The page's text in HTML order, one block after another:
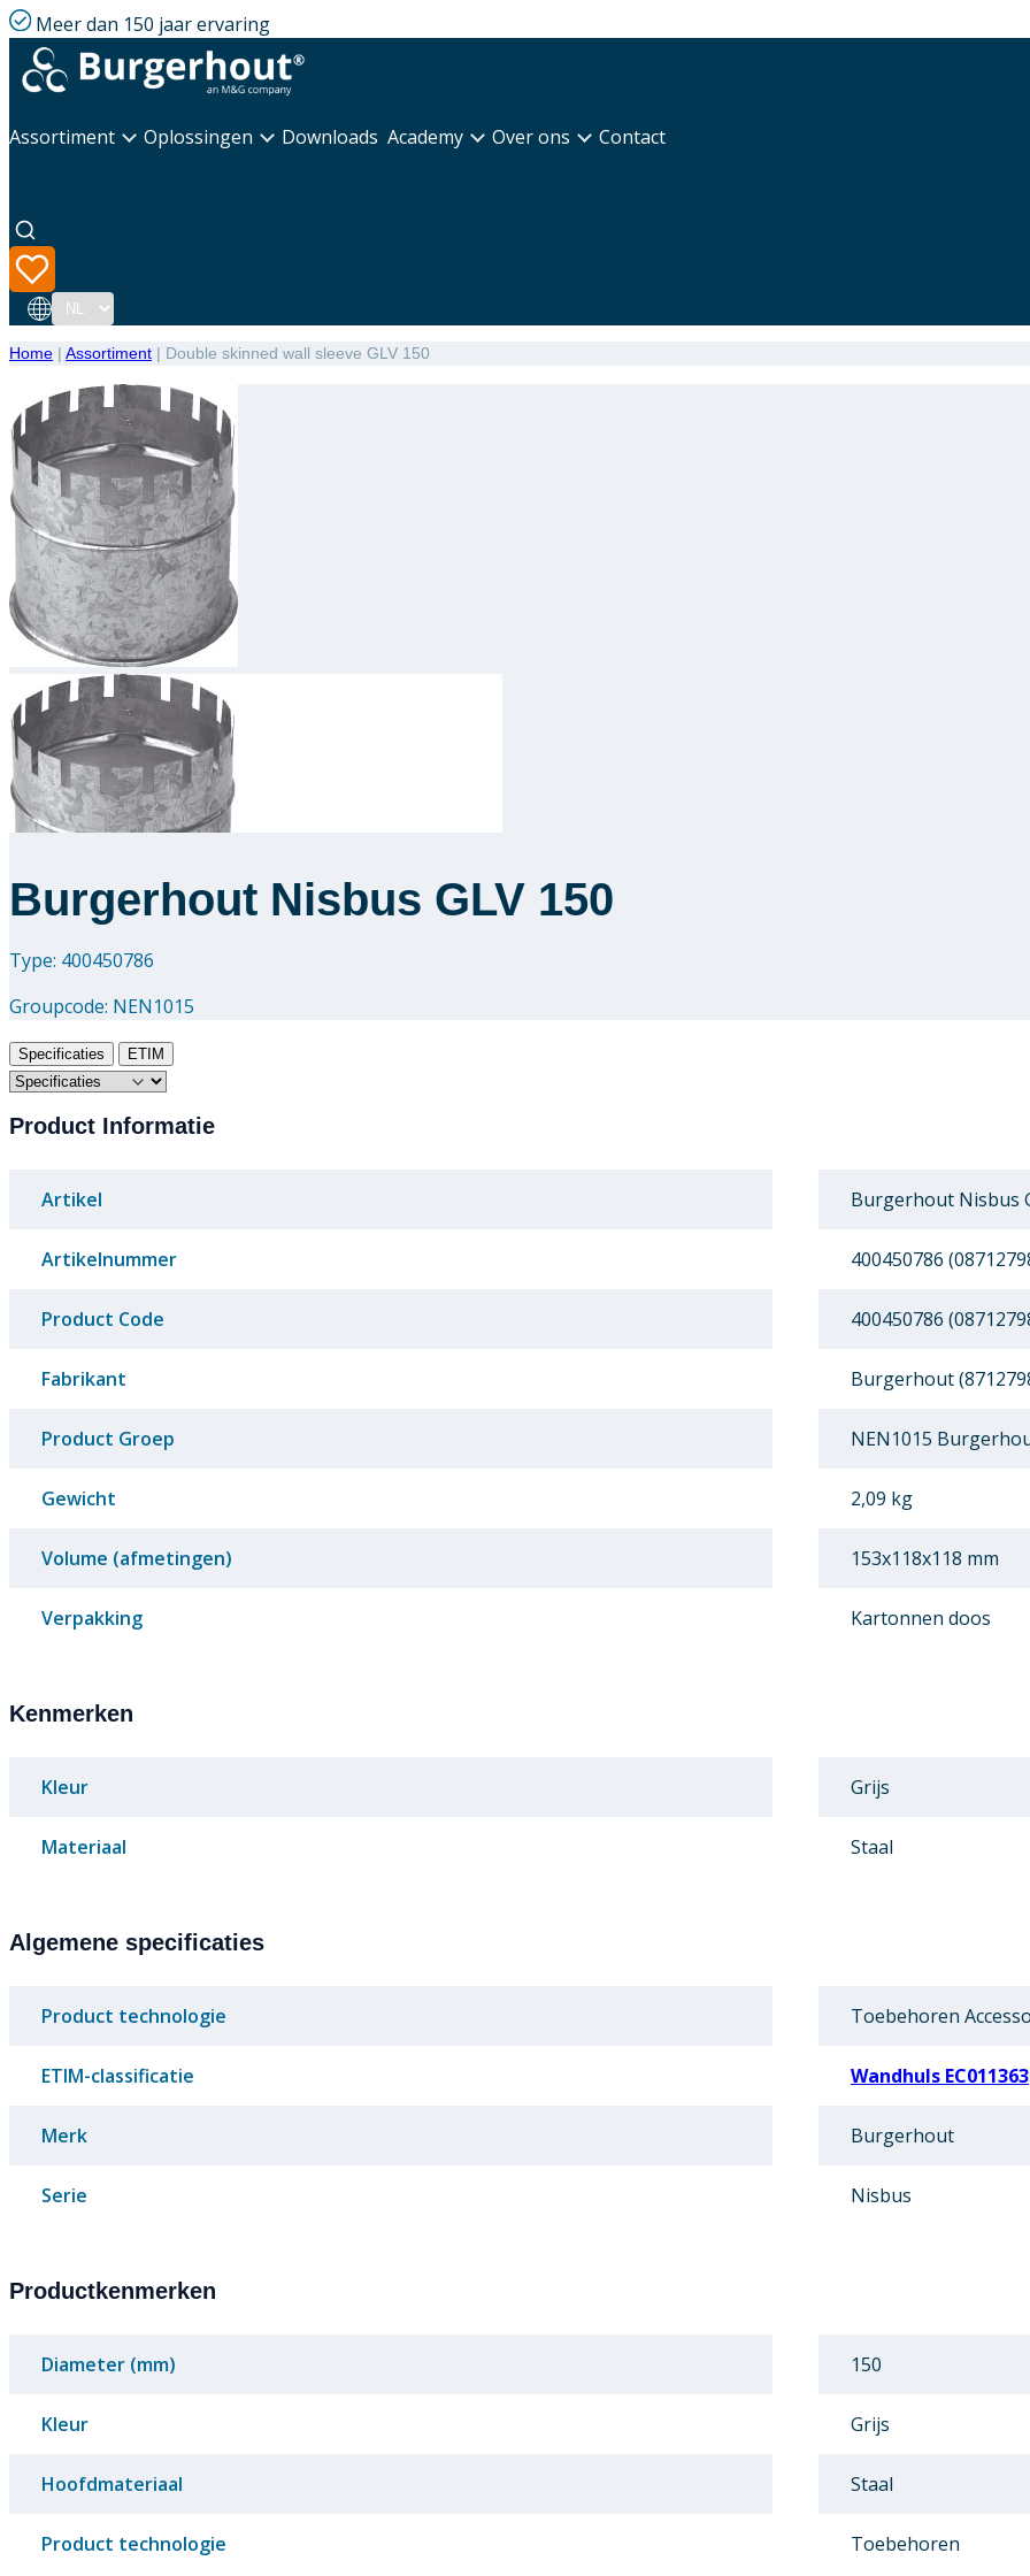
Meer dan 150 jaar ervaring
Assortiment Oplossingen Downloads Academy Over ons Contact
Taal
Home | Assortiment | Double skinned wall sleeve GLV 150
Burgerhout Nisbus GLV 150
Type: 400450786
Groupcode: NEN1015
Specificaties ETIM
Product Informatie
Artikel Burgerhout Nisbus
Artikelnummer 400450786
Product Code 400450786
Fabrikant Burgerhout
Product Groep NEN1015
Gewicht 2,09 kg
Volume (afmetingen) 153x118x118 mm
Verpakking Kartonnen doos
Kenmerken
Kleur Grijs
Materiaal Staal
Algemene specificaties
Product technologie Toebehoren
ETIM-classificatie Wandhuls EC011363
Merk Burgerhout
Serie Nisbus
Productkenmerken
Diameter (mm) 150
Kleur Grijs
Hoofdmateriaal Staal
Product technologie Toebehoren